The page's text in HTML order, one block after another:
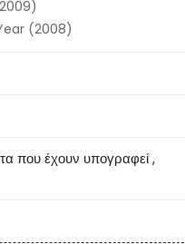
(2008)
που έχουν υπογραφεί,